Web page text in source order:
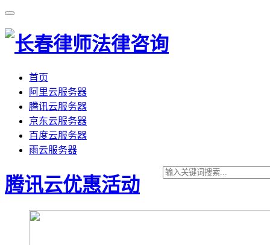
首页
阿里云服务器
腾讯云服务器
京东云服务器
百度云服务器
雨云服务器
腾讯云优惠活动